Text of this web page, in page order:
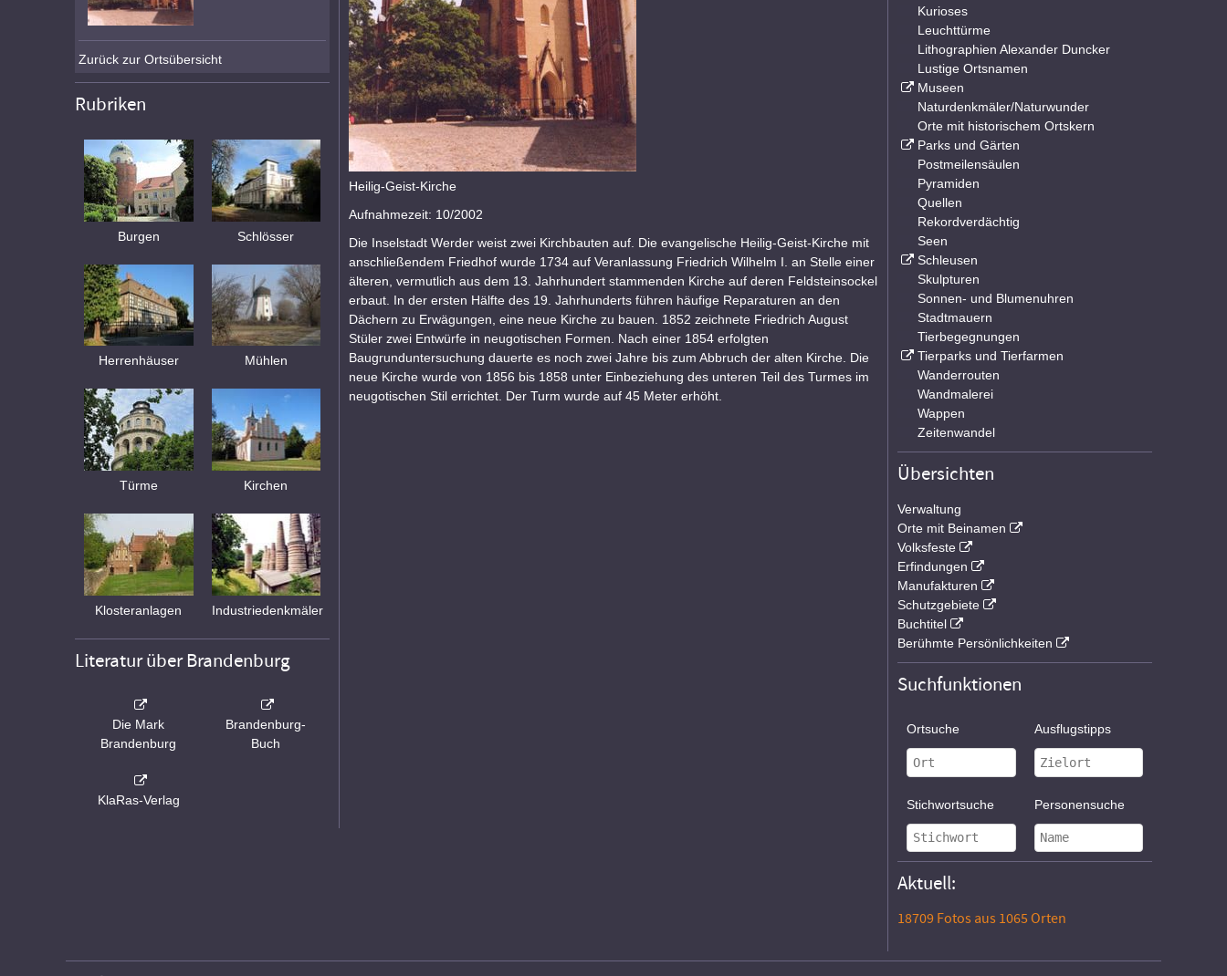
Heilig-Geist-Kirche
Aufnahmezeit: 10/2002
Die Inselstadt Werder weist zwei Kirchbauten auf. Die evangelische Heilig-Geist-Kirche mit
anschließendem Friedhof wurde 1734 auf Veranlassung Friedrich Wilhelm I. an Stelle einer
älteren, vermutlich aus dem 13. Jahrhundert stammenden Kirche auf deren Feldsteinsockel
erbaut. In der ersten Hälfte des 19. Jahrhunderts führen häufige Reparaturen an den
Dächern zu Erwägungen, eine neue Kirche zu bauen. 1852 zeichnete Friedrich August
Stüler zwei Entwürfe in neugotischen Formen. Nach einer 1854 erfolgten
Baugrunduntersuchung dauerte es noch zwei Jahre bis zum Abbruch der alten Kirche. Die
neue Kirche wurde von 1856 bis 1858 unter Einbeziehung des unteren Teil des Turmes im
neugotischen Stil errichtet. Der Turm wurde auf 45 Meter erhöht.
Zurück zur Ortsübersicht
Rubriken
Burgen Schlösser
Herrenhäuser Mühlen
Türme Kirchen
Klosteranlagen Industriedenkmäler
Literatur über Brandenburg
Die Mark
Brandenburg
Brandenburg-
Buch
KlaRas-Verlag
Kurioses
Leuchttürme
Lithographien Alexander Duncker
Lustige Ortsnamen
Museen
Naturdenkmäler/Naturwunder
Orte mit historischem Ortskern
Parks und Gärten
Postmeilensäulen
Pyramiden
Quellen
Rekordverdächtig
Seen
Schleusen
Skulpturen
Sonnen- und Blumenuhren
Stadtmauern
Tierbegegnungen
Tierparks und Tierfarmen
Wanderrouten
Wandmalerei
Wappen
Zeitenwandel
Übersichten
Verwaltung
Orte mit Beinamen
Volksfeste
Erfindungen
Manufakturen
Schutzgebiete
Buchtitel
Berühmte Persönlichkeiten
Suchfunktionen
Ortsuche Ausflugstipps
Stichwortsuche Personensuche
Aktuell:
18709 Fotos aus 1065 Orten